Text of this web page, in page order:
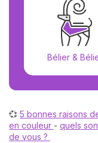
Bélier &
💞 5 bonnes raisons
en couleur - quels
de vous ?